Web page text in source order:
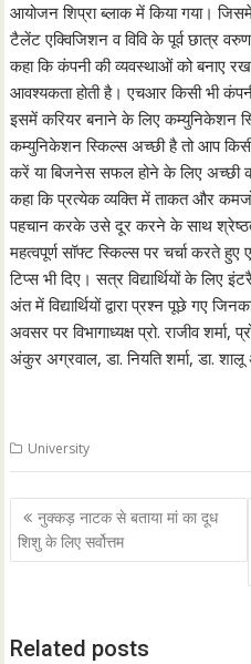
आयोजन शिप्रा ब्लाक में किया गया।
टैलेंट एक्विजिशन व विवि के पूर्व छात्र वरुण
कहा कि कंपनी की व्यवस्थाओं को बनाए
आवश्यकता होती है। एचआर किसी भी
इसमें करियर बनाने के लिए कम्युनिकेशन
कम्युनिकेशन स्किल्स अच्छी है तो आप
करें या बिजनेस सफल होने के लिए अच्छी
कहा कि प्रत्येक व्यक्ति में ताकत और
पहचान करके उसे दूर करने के साथ
महत्वपूर्ण सॉफ्ट स्किल्स पर चर्चा करते
टिप्स भी दिए। सत्र विद्यार्थियों के लिए
अंत में विद्यार्थियों द्वारा प्रश्न पूछे गए
अवसर पर विभागाध्यक्ष प्रो. राजीव शर्मा,
अंकुर अग्रवाल, डा. नियति शर्मा, डा.
University
Post
navigation
नुक्कड़ नाटक से बताया मां का दूध
शिशु के लिए सर्वोत्तम
Related posts